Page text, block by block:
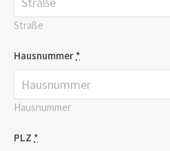
Straße
Hausnummer *
Hausnummer
PLZ *